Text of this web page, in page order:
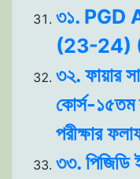
৩১. PGD
(23-24) (
৩২. ফায়ার
কোর্স-১৫তম
পরীক্ষার
৩৩. পিজিডি